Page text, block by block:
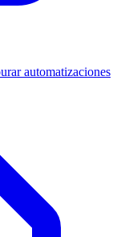
automatizaciones